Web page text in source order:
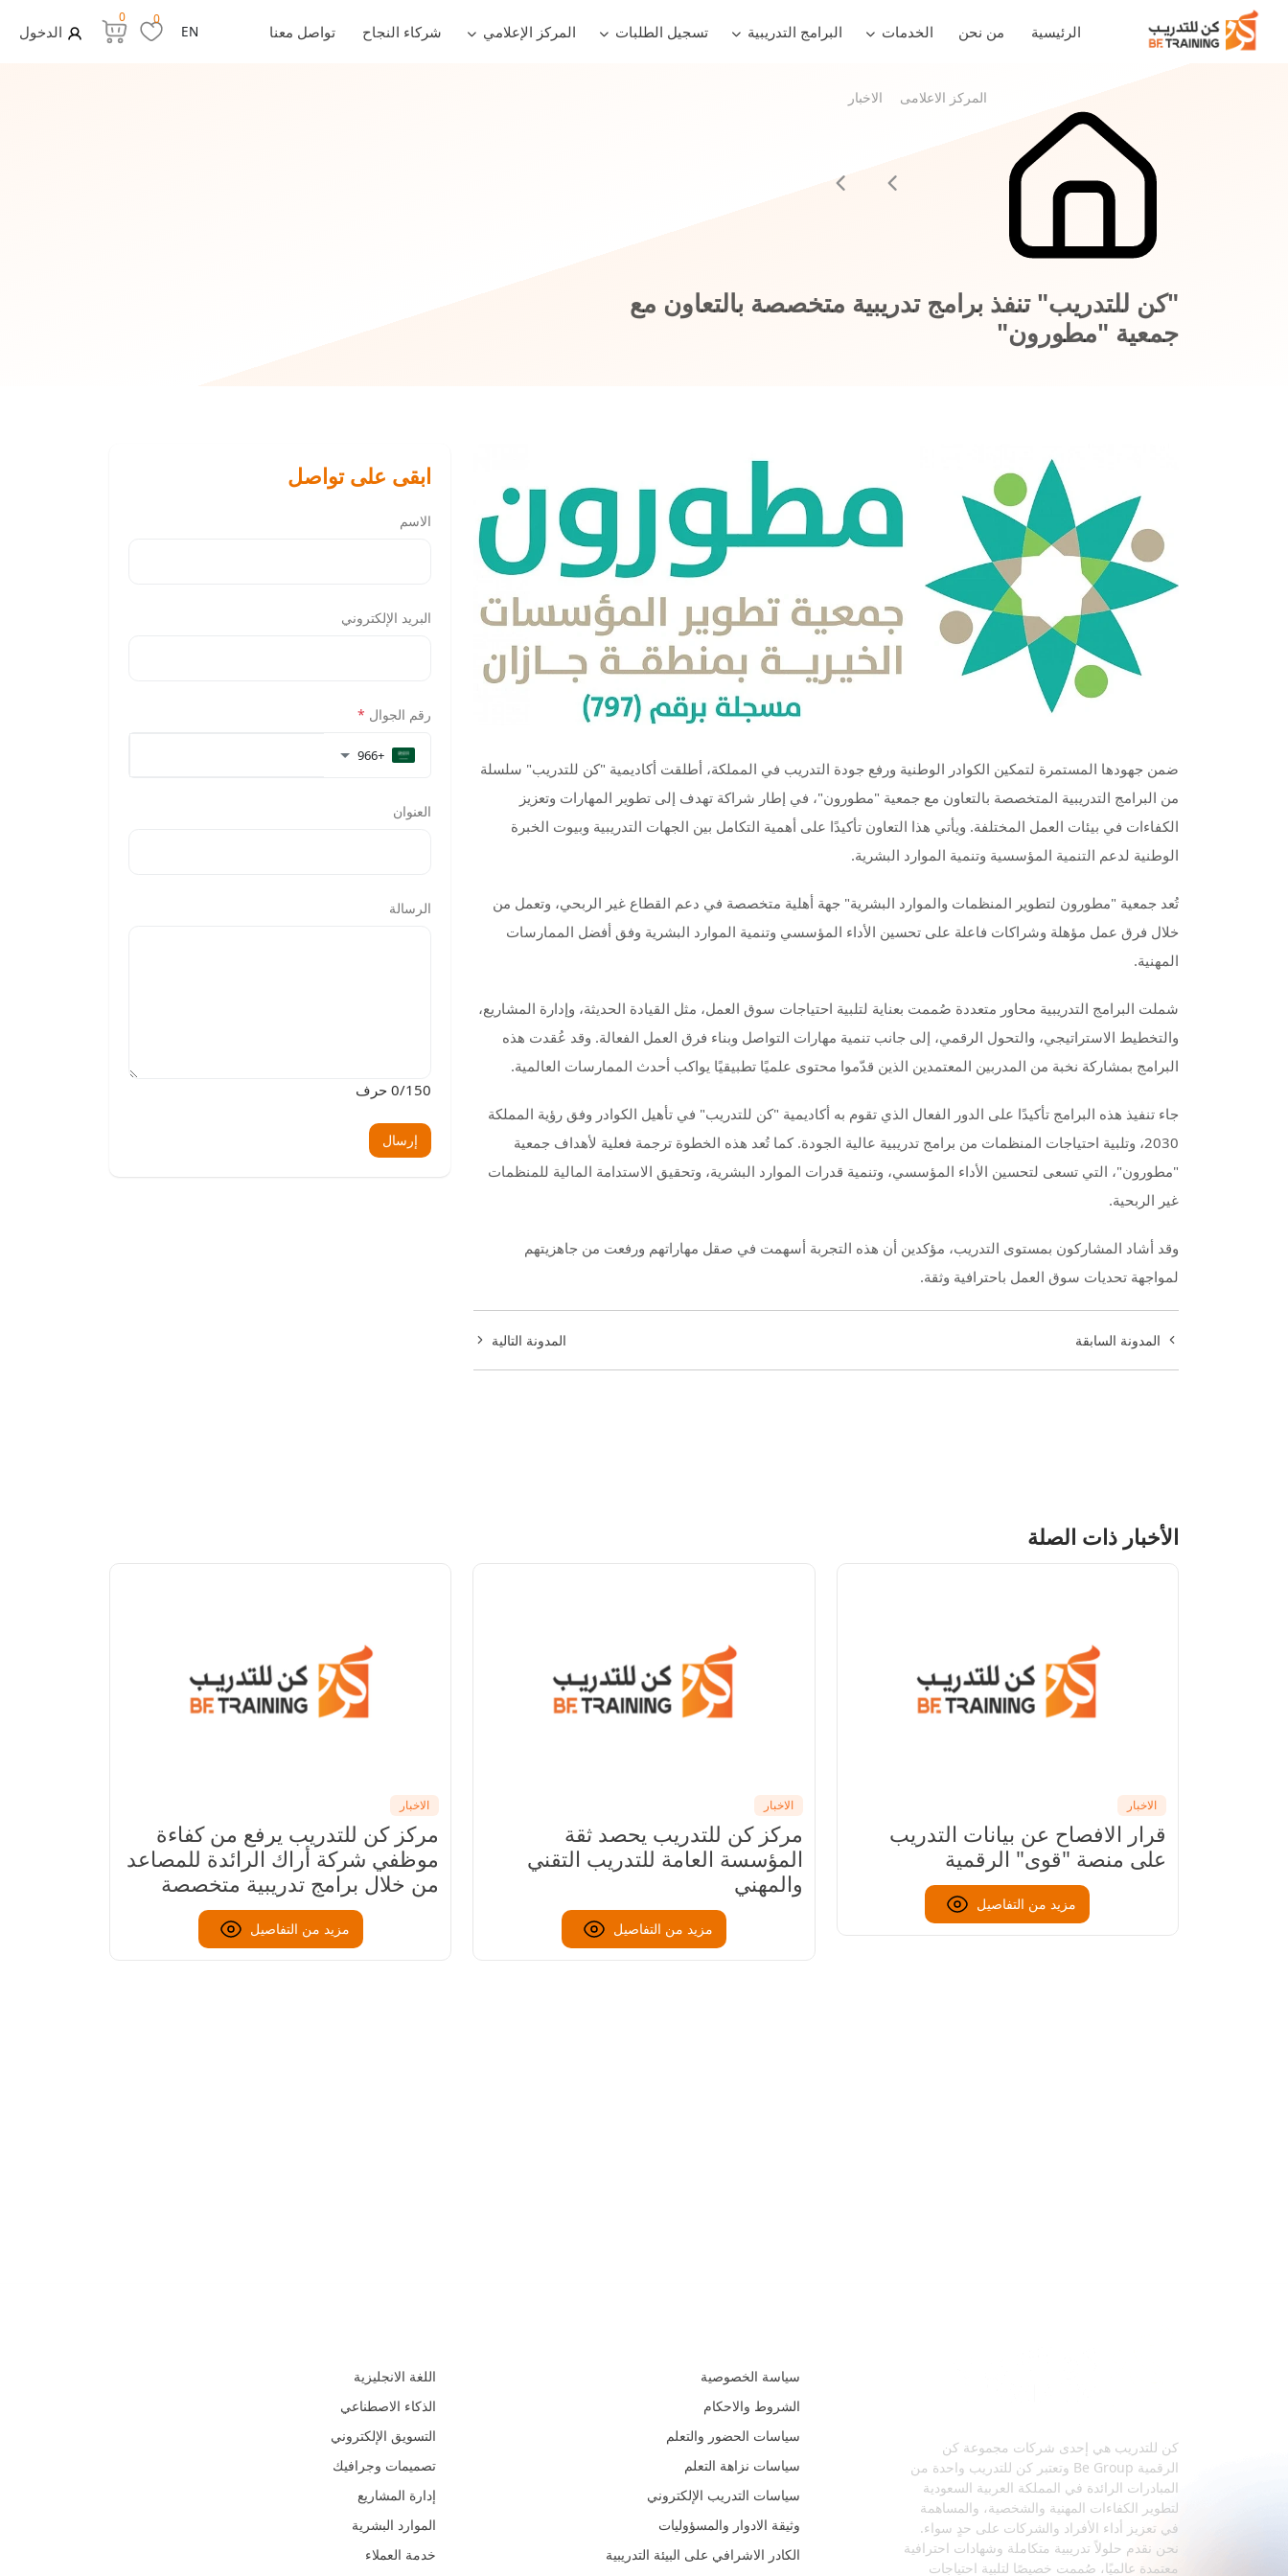
الرئيسية من نحن الخدمات البرامج التدريبية تسجيل الطلبات المركز الإعلامي شركاء النجاح تواصل معنا EN
0
0
الدخول
المركز الاعلامى الاخبار
"كن للتدريب" تنفذ برامج تدريبية متخصصة بالتعاون مع
جمعية "مطورون"
ضمن جهودها المستمرة لتمكين الكوادر الوطنية ورفع جودة التدريب في المملكة، أطلقت أكاديمية "كن للتدريب" سلسلة
من البرامج التدريبية المتخصصة بالتعاون مع جمعية "مطورون"، في إطار شراكة تهدف إلى تطوير المهارات وتعزيز
الكفاءات في بيئات العمل المختلفة. ويأتي هذا التعاون تأكيدًا على أهمية التكامل بين الجهات التدريبية وبيوت الخبرة
الوطنية لدعم التنمية المؤسسية وتنمية الموارد البشرية.
تُعد جمعية "مطورون لتطوير المنظمات والموارد البشرية" جهة أهلية متخصصة في دعم القطاع غير الربحي، وتعمل من
خلال فرق عمل مؤهلة وشراكات فاعلة على تحسين الأداء المؤسسي وتنمية الموارد البشرية وفق أفضل الممارسات
المهنية.
شملت البرامج التدريبية محاور متعددة صُممت بعناية لتلبية احتياجات سوق العمل، مثل القيادة الحديثة، وإدارة المشاريع،
والتخطيط الاستراتيجي، والتحول الرقمي، إلى جانب تنمية مهارات التواصل وبناء فرق العمل الفعالة. وقد عُقدت هذه
البرامج بمشاركة نخبة من المدربين المعتمدين الذين قدّموا محتوى علميًا تطبيقيًا يواكب أحدث الممارسات العالمية.
جاء تنفيذ هذه البرامج تأكيدًا على الدور الفعال الذي تقوم به أكاديمية "كن للتدريب" في تأهيل الكوادر وفق رؤية المملكة
2030، وتلبية احتياجات المنظمات من برامج تدريبية عالية الجودة. كما تُعد هذه الخطوة ترجمة فعلية لأهداف جمعية
"مطورون"، التي تسعى لتحسين الأداء المؤسسي، وتنمية قدرات الموارد البشرية، وتحقيق الاستدامة المالية للمنظمات
غير الربحية.
وقد أشاد المشاركون بمستوى التدريب، مؤكدين أن هذه التجربة أسهمت في صقل مهاراتهم ورفعت من جاهزيتهم
لمواجهة تحديات سوق العمل باحترافية وثقة.
المدونة السابقة المدونة التالية
ابقى على تواصل
الاسم
البريد الإلكتروني
رقم الجوال *
+966
العنوان
الرسالة
0/150 حرف
إرسال
الأخبار ذات الصلة
الاخبار
قرار الافصاح عن بيانات التدريب
على منصة "قوى" الرقمية
مزيد من التفاصيل
الاخبار
مركز كن للتدريب يحصد ثقة
المؤسسة العامة للتدريب التقني
والمهني
مزيد من التفاصيل
الاخبار
مركز كن للتدريب يرفع من كفاءة
موظفي شركة أراك الرائدة للمصاعد
من خلال برامج تدريبية متخصصة
مزيد من التفاصيل
كن للتدريب هي إحدى شركات مجموعة كن
الرقمية Be Group وتعتبر كن للتدريب واحدة من
المبادرات الرائدة في المملكة العربية السعودية
لتطوير الكفاءات المهنية والشخصية، والمساهمة
في تعزيز أداء الأفراد والشركات على حدٍ سواء.
نحن نقدم حلولاً تدريبية متكاملة وشهادات احترافية
معتمدة عالميًا، صُممت خصيصًا لتلبية احتياجات
سياسة الخصوصية
الشروط والاحكام
سياسات الحضور والتعلم
سياسات نزاهة التعلم
سياسات التدريب الإلكتروني
وثيقة الادوار والمسؤوليات
الكادر الاشرافي على البيئة التدريبية
اللغة الانجليزية
الذكاء الاصطناعي
التسويق الإلكتروني
تصميمات وجرافيك
إدارة المشاريع
الموارد البشرية
خدمة العملاء